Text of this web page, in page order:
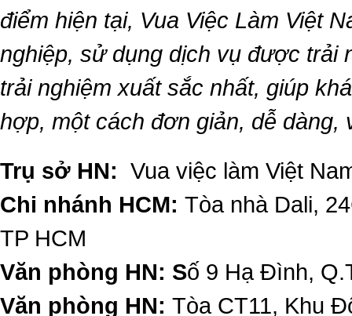
điểm hiện tại, Vua Việc Làm Việt
nghiệp, sử dụng dịch vụ được trải
trải nghiệm xuất sắc nhất, giúp
hợp, một cách đơn giản, dễ dàng,
Trụ sở HN: Vua việc làm Việt
Chi nhánh HCM: Tòa nhà Dali,
TP HCM
Văn phòng HN: Số 9 Hạ Đình,
Văn phòng HN: Tòa CT11, Khu